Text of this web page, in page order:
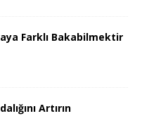
Farklı Bakabilmektir
Artırın